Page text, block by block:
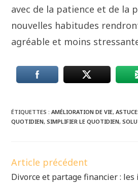
avec de la patience et de la
nouvelles habitudes
agréable et moins
ÉTIQUETTES :AMÉLIORATION DE VIE,
QUOTIDIEN, SIMPLIFIER LE QUOTIDIEN,
Article précédent
Divorce et partage financier :